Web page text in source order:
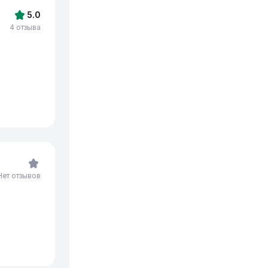
5.0
4 отзыва
отзывов